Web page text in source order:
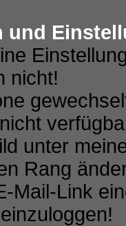
und
nicht!
unter
Rang
Mail-Link